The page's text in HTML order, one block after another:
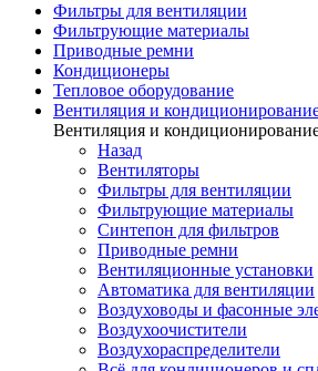
Фильтры для вентиляции
Фильтрующие материалы
Приводные ремни
Кондиционеры
Тепловое оборудование
Вентиляция и
Вентиляция и
Назад
Вентиляторы
Фильтры для вентиляции
Фильтрующие материалы
Синтепон для фильтров
Приводные ремни
Вентиляционные установки
Автоматика для вентиляции
Воздуховоды и фасонные
Воздухоочистители
Воздухораспределители